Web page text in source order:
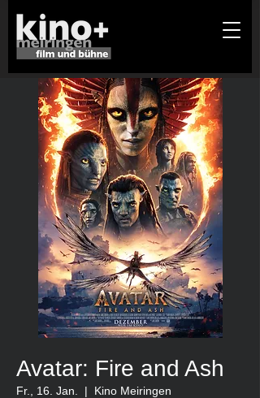
Avatar: Fire and Ash
Fr., 16. Jan.
  |
Kino Meiringen